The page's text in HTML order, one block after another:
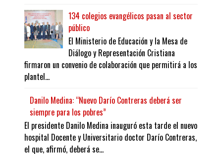
134 colegios evangélicos pasan al sector
público
El Ministerio de Educación y la Mesa de
Diálogo y Representación Cristiana
firmaron un convenio de colaboración que permitirá a los
plantel...
Danilo Medina: “Nuevo Darío Contreras deberá ser
siempre para los pobres”
El presidente Danilo Medina inauguró esta tarde el nuevo
hospital Docente y Universitario doctor Darío Contreras,
el que, afirmó, deberá se...